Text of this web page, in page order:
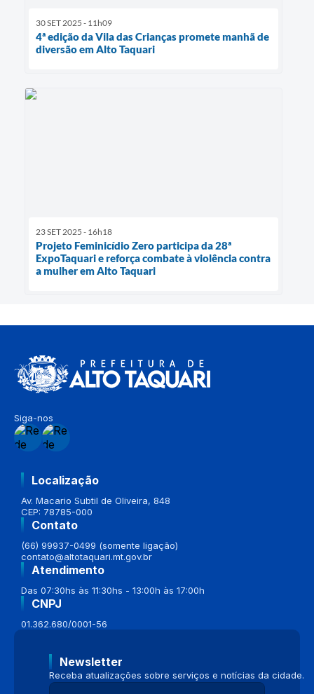
30 SET 2025 - 11h09
4ª edição da Vila das Crianças promete manhã de
diversão em Alto Taquari
23 SET 2025 - 16h18
Projeto Feminicídio Zero participa da 28ª
ExpoTaquari e reforça combate à violência contra
a mulher em Alto Taquari
Siga-nos
Localização
Av. Macario Subtil de Oliveira, 848
CEP: 78785-000
Contato
(66) 99937-0499 (somente ligação)
contato@altotaquari.mt.gov.br
Atendimento
Das 07:30hs às 11:30hs - 13:00h às 17:00h
CNPJ
01.362.680/0001-56
Newsletter
Receba atualizações sobre serviços e notícias da cidade.